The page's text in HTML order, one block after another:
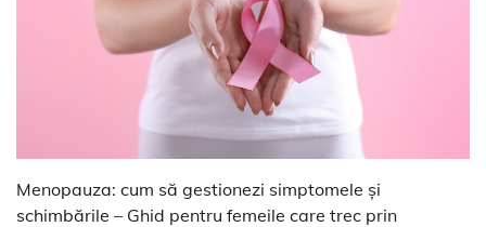
Menopauza: cum să gestionezi simptomele și
schimbările – Ghid pentru femeile care trec prin